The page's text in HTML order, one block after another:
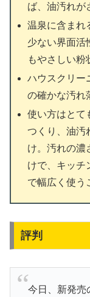
ば、油汚れが
温泉に含まれ
少ない界面活
もやさしい粉
ハウスクリー
の確かな汚れ
使い方はとて
つくり、油汚
け。汚れの濃
けで、キッチ
で幅広く使う
評判
今日、新発売